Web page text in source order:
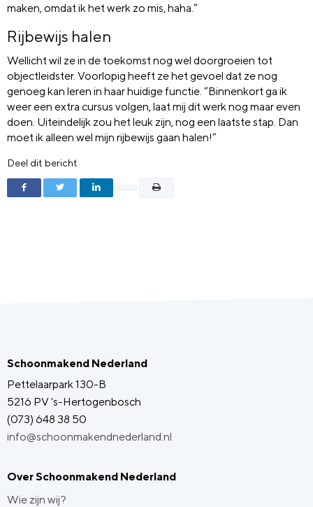
maken, omdat ik het werk zo mis, haha.”
Rijbewijs halen
Wellicht wil ze in de toekomst nog wel doorgroeien tot
objectleidster. Voorlopig heeft ze het gevoel dat ze nog
genoeg kan leren in haar huidige functie. “Binnenkort ga ik
weer een extra cursus volgen, laat mij dit werk nog maar even
doen. Uiteindelijk zou het leuk zijn, nog een laatste stap. Dan
moet ik alleen wel mijn rijbewijs gaan halen!”
Deel dit bericht
Schoonmakend Nederland
Pettelaarpark 130-B
5216 PV 's-Hertogenbosch
(073) 648 38 50
info@schoonmakendnederland.nl
Over Schoonmakend Nederland
Wie zijn wij?